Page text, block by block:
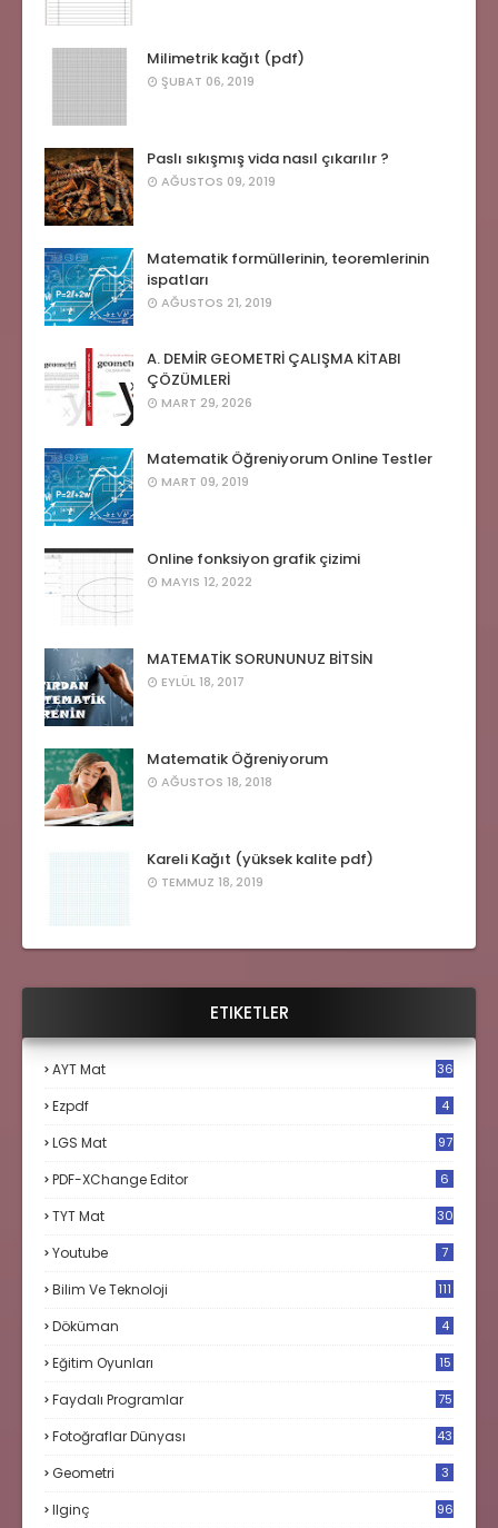
Milimetrik kağıt (pdf)
ŞUBAT 06, 2019
Paslı sıkışmış vida nasıl çıkarılır ?
AĞUSTOS 09, 2019
Matematik formüllerinin, teoremlerinin
ispatları
AĞUSTOS 21, 2019
A. DEMİR GEOMETRİ ÇALIŞMA KİTABI
ÇÖZÜMLERİ
MART 29, 2026
Matematik Öğreniyorum Online Testler
MART 09, 2019
Online fonksiyon grafik çizimi
MAYIS 12, 2022
MATEMATİK SORUNUNUZ BİTSİN
EYLÜL 18, 2017
Matematik Öğreniyorum
AĞUSTOS 18, 2018
Kareli Kağıt (yüksek kalite pdf)
TEMMUZ 18, 2019
ETIKETLER
AYT Mat 36
Ezpdf 4
LGS Mat 97
PDF-XChange Editor 6
TYT Mat 30
Youtube 7
Bilim Ve Teknoloji 111
Döküman 4
Eğitim Oyunları 15
Faydalı Programlar 75
Fotoğraflar Dünyası 43
Geometri 3
Ilginç 96